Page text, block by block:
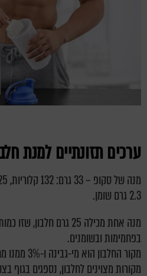
ערכים תזונתיים למנת
2.3 גרם שומן.
מנה אחת מכילה 25 גרם
בפחמימות ובשומנים.
מקור
מקורות מצוינים לחלבון, נספגים בגוף